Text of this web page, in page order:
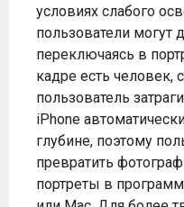
условиях слабого
пользователи могут
переключаясь в
кадре есть человек,
пользователь
iPhone
глубине, поэтому
превратить
портреты в